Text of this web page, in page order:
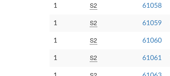
1 S2 61058
1 S2 61059
1 S2 61060
1 S2 61061